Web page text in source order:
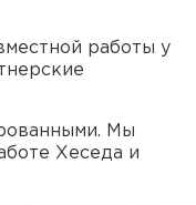
работы у
Мы
Хеседа и